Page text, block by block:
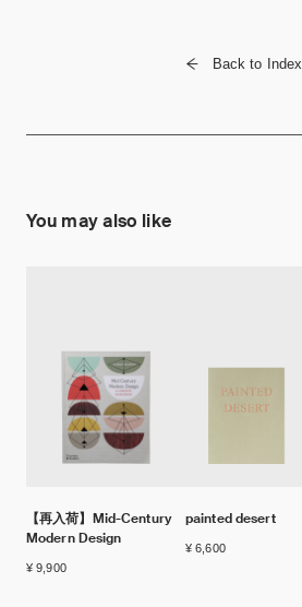
Back to Index
You may also like
【再入荷】Mid-Century
Modern Design
¥ 9,900
painted desert
¥ 6,600